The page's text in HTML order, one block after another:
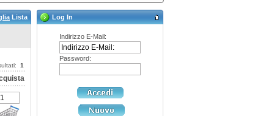
Lista
1
Log In
Indirizzo E-Mail:
Password: